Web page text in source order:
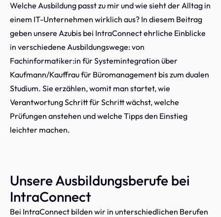
Welche Ausbildung passt zu mir und wie sieht der Alltag in
einem IT-Unternehmen wirklich aus? In diesem Beitrag
geben unsere Azubis bei IntraConnect ehrliche Einblicke
in verschiedene Ausbildungswege: von
Fachinformatiker:in für Systemintegration über
Kaufmann/Kauffrau für Büromanagement bis zum dualen
Studium. Sie erzählen, womit man startet, wie
Verantwortung Schritt für Schritt wächst, welche
Prüfungen anstehen und welche Tipps den Einstieg
leichter machen.
Unsere Ausbildungsberufe bei
IntraConnect
Bei IntraConnect bilden wir in unterschiedlichen Berufen